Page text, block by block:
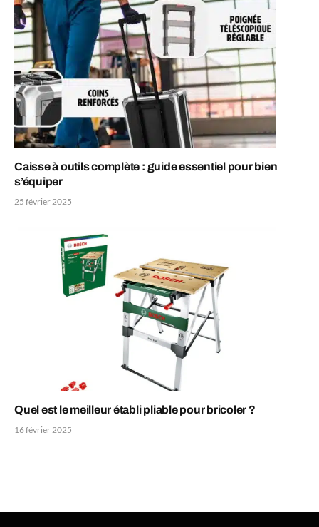
Caisse à outils complète : guide essentiel pour bien
s’équiper
25 février 2025
Quel est le meilleur établi pliable pour bricoler ?
16 février 2025